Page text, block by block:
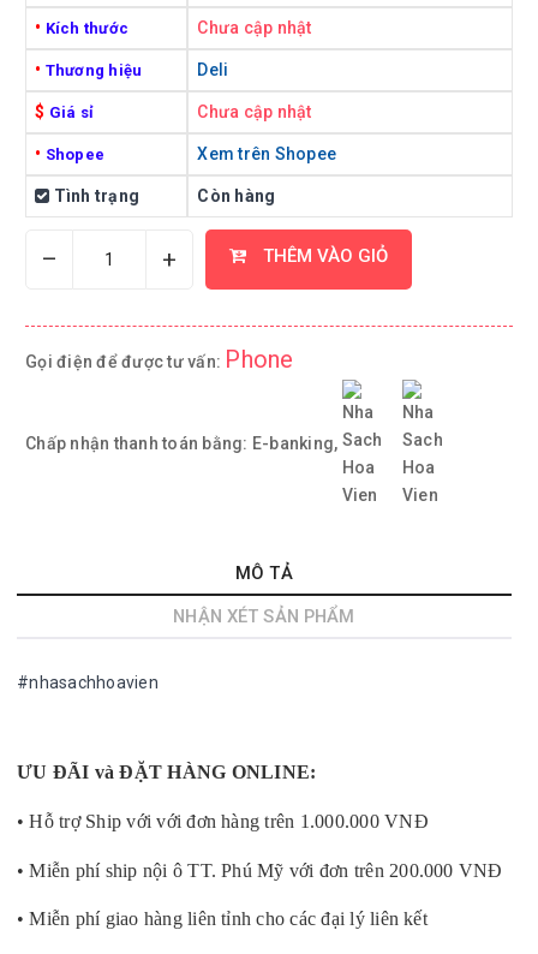
• Kích thước Chưa cập nhật
• Thương hiệu Deli
$ Giá sỉ Chưa cập nhật
• Shopee Xem trên Shopee
Tình trạng Còn hàng
– + THÊM VÀO GIỎ
Gọi điện để được tư vấn: Phone
Chấp nhận thanh toán bằng: E-banking,
MÔ TẢ
NHẬN XÉT SẢN PHẨM
#nhasachhoavien
ƯU ĐÃI và ĐẶT HÀNG ONLINE:
• Hỗ trợ Ship với với đơn hàng trên 1.000.000 VNĐ
• Miễn phí ship nội ô TT. Phú Mỹ với đơn trên 200.000 VNĐ
• Miễn phí giao hàng liên tỉnh cho các đại lý liên kết